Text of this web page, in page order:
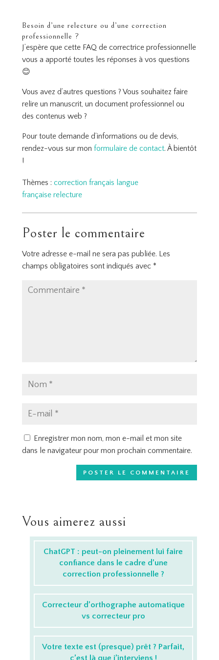
Besoin d’une relecture ou d’une correction
professionnelle ?
J’espère que cette FAQ de correctrice professionnelle
vous a apporté toutes les réponses à vos questions
😊
Vous avez d’autres questions ? Vous souhaitez faire
relire un manuscrit, un document professionnel ou
des contenus web ?
Pour toute demande d’informations ou de devis,
rendez-vous sur mon formulaire de contact. À bientôt
!
Thèmes : correction français langue
française relecture
Poster le commentaire
Votre adresse e-mail ne sera pas publiée. Les
champs obligatoires sont indiqués avec *
Enregistrer mon nom, mon e-mail et mon site
dans le navigateur pour mon prochain commentaire.
Vous aimerez aussi
ChatGPT : peut-on pleinement lui faire
confiance dans le cadre d’une
correction professionnelle ?
Correcteur d’orthographe automatique
vs correcteur pro
Votre texte est (presque) prêt ? Parfait,
c’est là que j’interviens !